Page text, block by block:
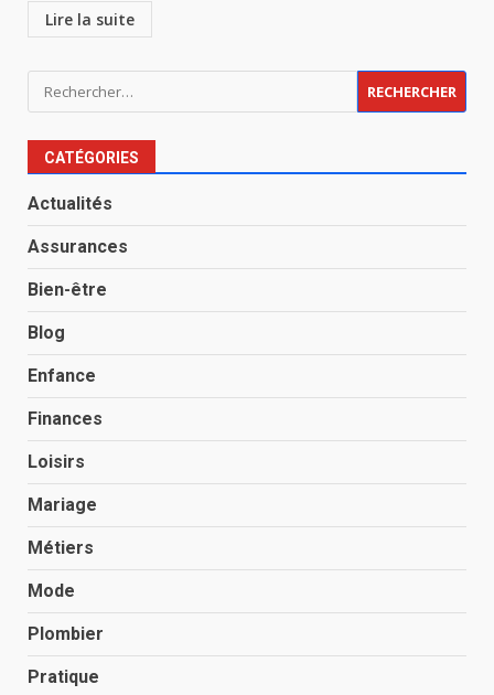
Lire la suite
Rechercher :
CATÉGORIES
Actualités
Assurances
Bien-être
Blog
Enfance
Finances
Loisirs
Mariage
Métiers
Mode
Plombier
Pratique